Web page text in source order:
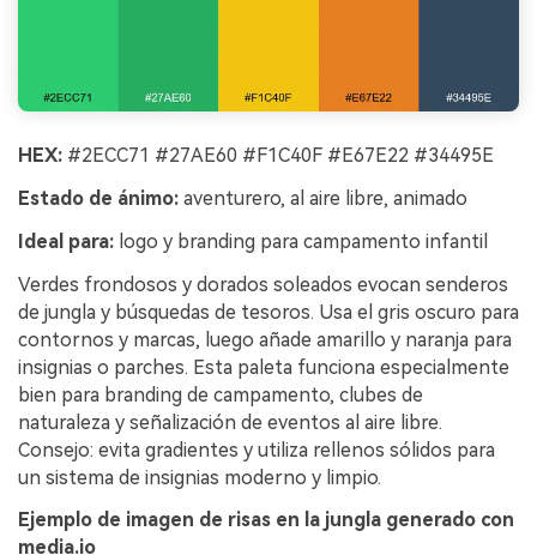
HEX: #2ECC71 #27AE60 #F1C40F #E67E22 #34495E
Estado de ánimo: aventurero, al aire libre, animado
Ideal para: logo y branding para campamento infantil
Verdes frondosos y dorados soleados evocan senderos
de jungla y búsquedas de tesoros. Usa el gris oscuro para
contornos y marcas, luego añade amarillo y naranja para
insignias o parches. Esta paleta funciona especialmente
bien para branding de campamento, clubes de
naturaleza y señalización de eventos al aire libre.
Consejo: evita gradientes y utiliza rellenos sólidos para
un sistema de insignias moderno y limpio.
Ejemplo de imagen de risas en la jungla generado con
media.io